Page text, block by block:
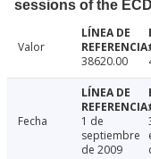
sessions of the
Valor
38620.00
Fecha
1 de
septiembre
de 2009